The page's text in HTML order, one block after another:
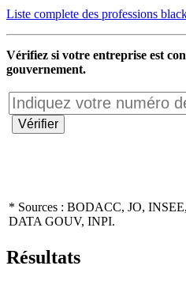
Liste complete des professions
Vérifiez si votre entreprise est
gouvernement.
* Sources : BODACC, JO,
DATA GOUV, INPI.
Résultats